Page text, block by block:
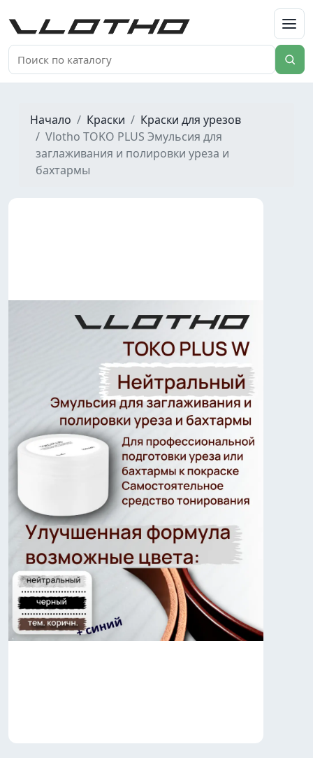
VLOTHO
Начало Краски
Краски для урезов
Vlotho TOKO PLUS Эмульсия для
заглаживания и полировки уреза и
бахтармы